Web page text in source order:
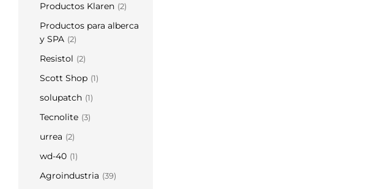
Productos Klaren (2)
Productos para alberca
y SPA (2)
Resistol (2)
Scott Shop (1)
solupatch (1)
Tecnolite (3)
urrea (2)
wd-40 (1)
Agroindustria (39)